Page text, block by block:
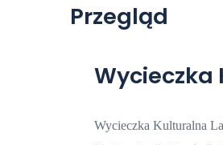
Przegląd
Wycieczka
Wycieczka Kulturalna